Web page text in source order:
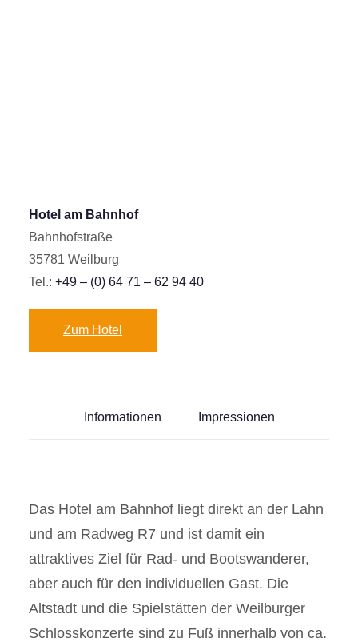
Hotel am Bahnhof
Bahnhofstraße
35781 Weilburg
Tel.: +49 – (0) 64 71 – 62 94 40
Zum Hotel
Informationen Impressionen
Das Hotel am Bahnhof liegt direkt an der Lahn
und am Radweg R7 und ist damit ein
attraktives Ziel für Rad- und Bootswanderer,
aber auch für den individuellen Gast. Die
Altstadt und die Spielstätten der Weilburger
Schlosskonzerte sind zu Fuß innerhalb von ca.